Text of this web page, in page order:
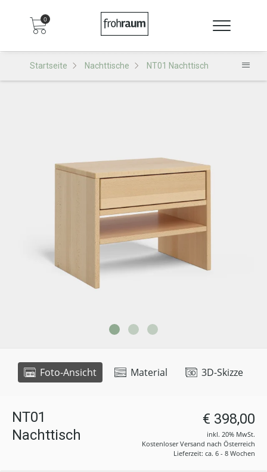
0
Startseite Nachttische NT01 Nachttisch
Foto-Ansicht Material 3D-Skizze
NT01
Nachttisch
€ 398,00
inkl. 20% MwSt.
Kostenloser Versand nach Österreich
Lieferzeit: ca. 6 - 8 Wochen